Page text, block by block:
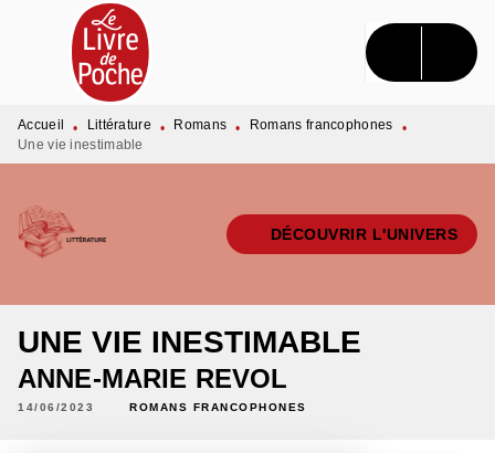
MENU RECHERCHE CONTENU
PIED DE PAGE
Accueil • Littérature • Romans • Romans francophones
•
Une vie inestimable
DÉCOUVRIR L'UNIVERS
UNE VIE INESTIMABLE
ANNE-MARIE REVOL
14/06/2023 ROMANS FRANCOPHONES